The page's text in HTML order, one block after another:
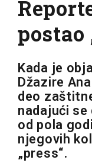
postao
Kada je
Džazire
deo
nadajući
od pola
njegovih
„press“.